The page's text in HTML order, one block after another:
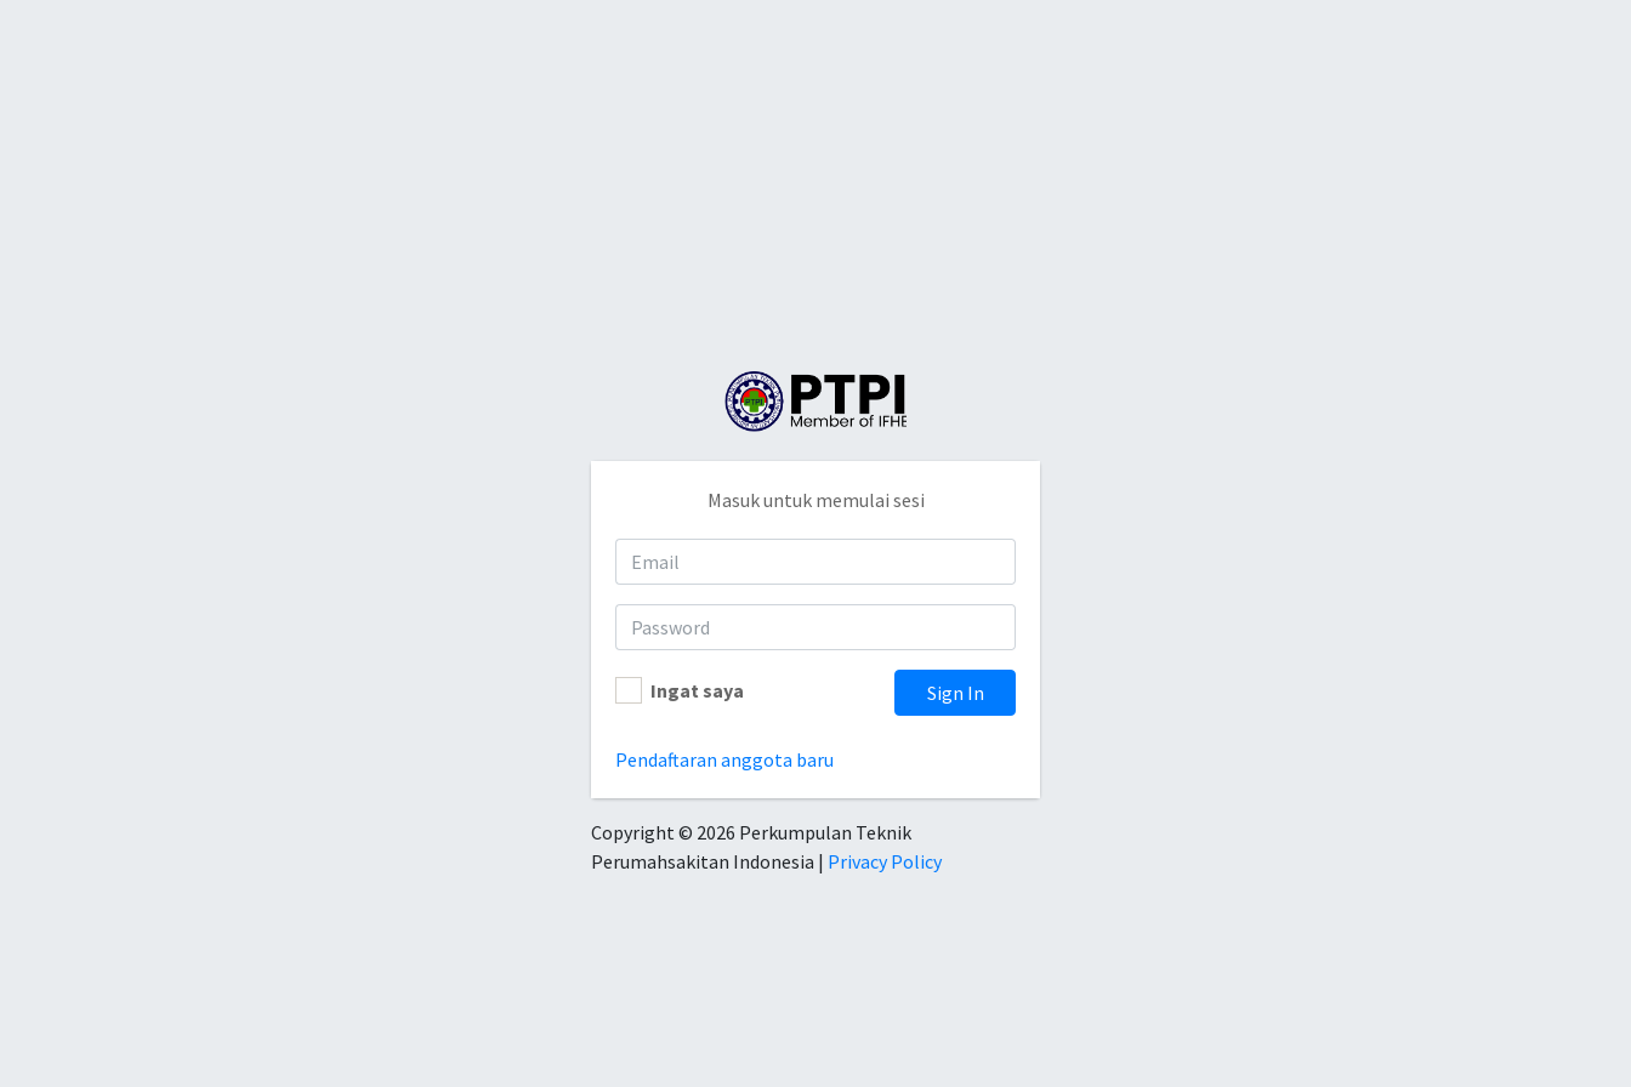
Masuk untuk memulai sesi
Ingat saya Sign In
Pendaftaran anggota baru
Copyright © 2026 Perkumpulan Teknik
Perumahsakitan Indonesia | Privacy Policy